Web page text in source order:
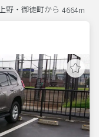
野・御徒町から 4664m